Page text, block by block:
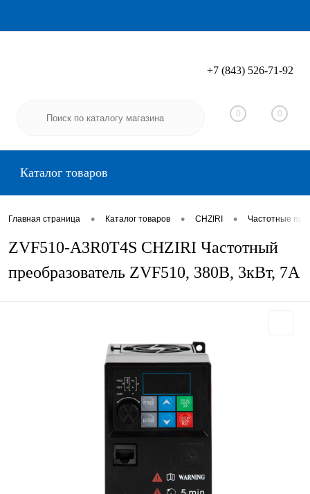
Вход Регистрация
+7 (843) 526-71-92
0 0
Каталог товаров
Главная страница • Каталог товаров • CHZIRI • Частотные
ZVF510-A3R0T4S CHZIRI Частотный
преобразователь ZVF510, 380В, 3кВт, 7А